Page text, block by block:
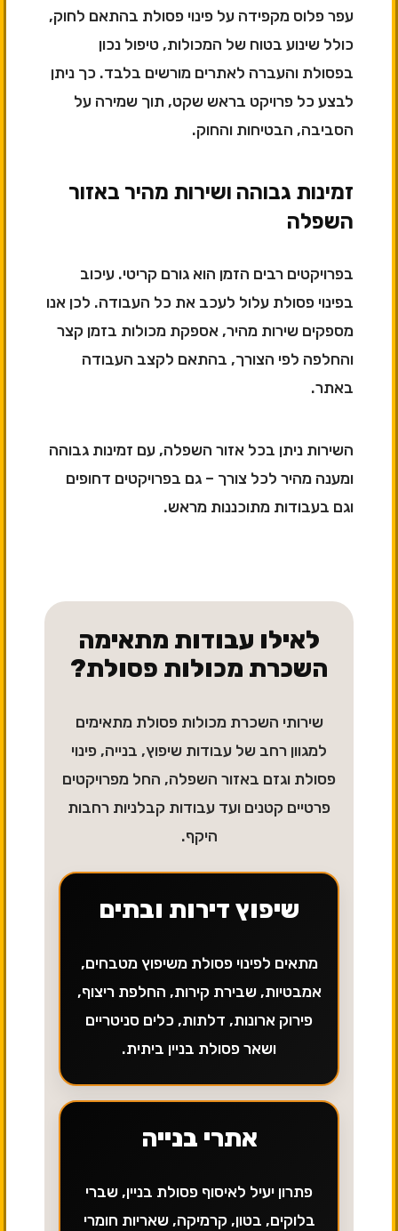
עפר פלוס מקפידה על פינוי פסולת בהתאם לחוק,
כולל שינוע בטוח של המכולות, טיפול נכון
בפסולת והעברה לאתרים מורשים בלבד. כך ניתן
לבצע כל פרויקט בראש שקט, תוך שמירה על
הסביבה, הבטיחות והחוק.
זמינות גבוהה ושירות מהיר באזור
השפלה
בפרויקטים רבים הזמן הוא גורם קריטי. עיכוב
בפינוי פסולת עלול לעכב את כל העבודה. לכן אנו
מספקים שירות מהיר, אספקת מכולות בזמן קצר
והחלפה לפי הצורך, בהתאם לקצב העבודה
באתר.
השירות ניתן בכל אזור השפלה, עם זמינות גבוהה
ומענה מהיר לכל צורך – גם בפרויקטים דחופים
וגם בעבודות מתוכננות מראש.
לאילו עבודות מתאימה
השכרת מכולות פסולת?
שירותי השכרת מכולות פסולת מתאימים
למגוון רחב של עבודות שיפוץ, בנייה, פינוי
פסולת וגזם באזור השפלה, החל מפרויקטים
פרטיים קטנים ועד עבודות קבלניות רחבות
היקף.
שיפוץ דירות ובתים
מתאים לפינוי פסולת משיפוץ מטבחים,
אמבטיות, שבירת קירות, החלפת ריצוף,
פירוק ארונות, דלתות, כלים סניטריים
ושאר פסולת בניין ביתית.
אתרי בנייה
פתרון יעיל לאיסוף פסולת בניין, שברי
בלוקים, בטון, קרמיקה, שאריות חומרי